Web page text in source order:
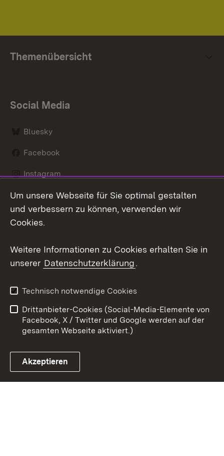
Themenübersicht
Social Media
Bluesky
Facebook
Instagram
LinkedIn
Link zum Landesportal
Datenschutz
Barrierefreiheit
Impressum
Cookies
Um unsere Webseite für Sie optimal gestalten
und verbessern zu können, verwenden wir
Cookies.
Weitere Informationen zu Cookies erhalten Sie in
unserer Datenschutzerklärung.
Technisch notwendige Cookies
Drittanbieter-Cookies (Social-Media-Elemente von
Facebook, X / Twitter und Google werden auf der
gesamten Webseite aktiviert.)
Akzeptieren